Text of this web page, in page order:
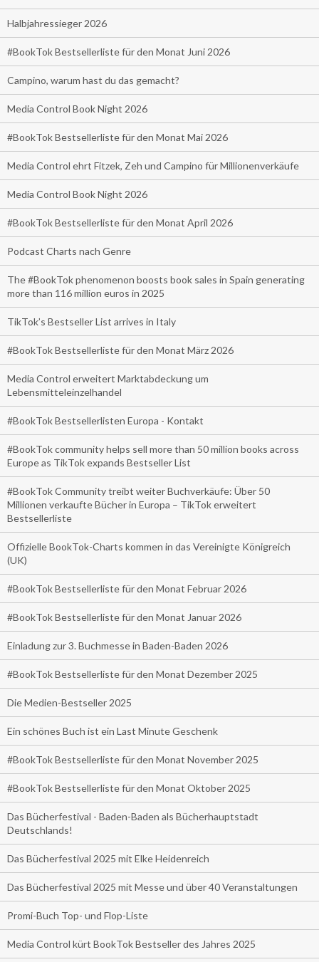
Halbjahressieger 2026
#BookTok Bestsellerliste für den Monat Juni 2026
Campino, warum hast du das gemacht?
Media Control Book Night 2026
#BookTok Bestsellerliste für den Monat Mai 2026
Media Control ehrt Fitzek, Zeh und Campino für Millionenverkäufe
Media Control Book Night 2026
#BookTok Bestsellerliste für den Monat April 2026
Podcast Charts nach Genre
The #BookTok phenomenon boosts book sales in Spain generating
more than 116 million euros in 2025
TikTok’s Bestseller List arrives in Italy
#BookTok Bestsellerliste für den Monat März 2026
Media Control erweitert Marktabdeckung um
Lebensmitteleinzelhandel
#BookTok Bestsellerlisten Europa - Kontakt
#BookTok community helps sell more than 50 million books across
Europe as TikTok expands Bestseller List
#BookTok Community treibt weiter Buchverkäufe: Über 50
Millionen verkaufte Bücher in Europa – TikTok erweitert
Bestsellerliste
Offizielle BookTok-Charts kommen in das Vereinigte Königreich
(UK)
#BookTok Bestsellerliste für den Monat Februar 2026
#BookTok Bestsellerliste für den Monat Januar 2026
Einladung zur 3. Buchmesse in Baden-Baden 2026
#BookTok Bestsellerliste für den Monat Dezember 2025
Die Medien-Bestseller 2025
Ein schönes Buch ist ein Last Minute Geschenk
#BookTok Bestsellerliste für den Monat November 2025
#BookTok Bestsellerliste für den Monat Oktober 2025
Das Bücherfestival - Baden-Baden als Bücherhauptstadt
Deutschlands!
Das Bücherfestival 2025 mit Elke Heidenreich
Das Bücherfestival 2025 mit Messe und über 40 Veranstaltungen
Promi-Buch Top- und Flop-Liste
Media Control kürt BookTok Bestseller des Jahres 2025